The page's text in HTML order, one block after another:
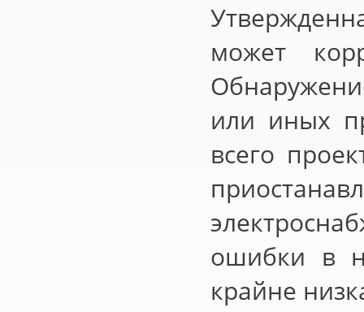
может
или иных
всего
ошибки в
крайне